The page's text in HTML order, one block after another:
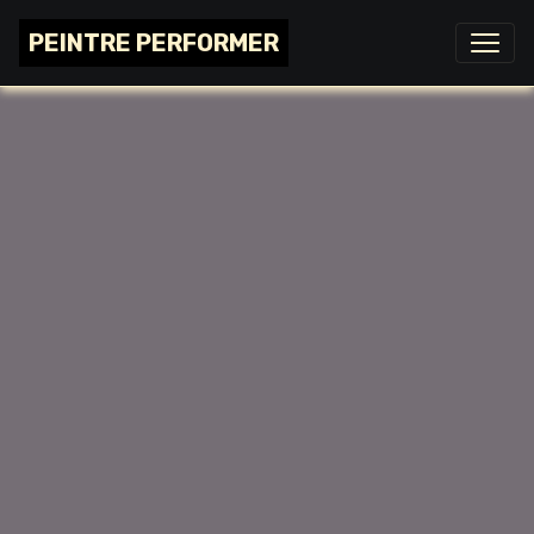
PEINTRE PERFORMER